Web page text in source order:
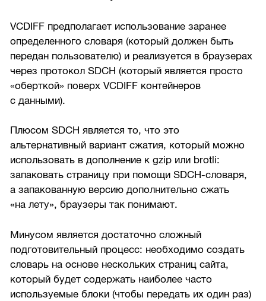
VCDIFF предполагает использование заранее
определенного словаря (который должен быть
передан пользователю) и реализуется в браузерах
через протокол SDCH (который является просто
«оберткой» поверх VCDIFF контейнеров
с данными).
Плюсом SDCH является то, что это
альтернативный вариант сжатия, который можно
использовать в дополнение к gzip или brotli:
запаковать страницу при помощи SDCH-словаря,
а запакованную версию дополнительно сжать
«на лету», браузеры так понимают.
Минусом является достаточно сложный
подготовительный процесс: необходимо создать
словарь на основе нескольких страниц сайта,
который будет содержать наиболее часто
используемые блоки (чтобы передать их один раз)